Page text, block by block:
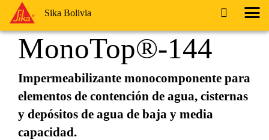
Sika Bolivia
Sika
MonoTop®-144
Impermeabilizante monocomponente para
elementos de contención de agua, cisternas
y depósitos de agua de baja y media
capacidad.